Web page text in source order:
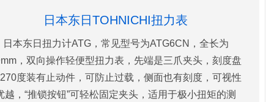
日本东日TOHNICHI扭力表
日本东日扭力计ATG，常见型号为ATG6CN，全长为
，双向操作轻便型扭力表，先端是三爪夹头，刻度盘
度装有止动件，可防止过载，侧面也有刻度，可视性
越，“推锁按钮”可轻松固定夹头，适用于极小扭矩的测